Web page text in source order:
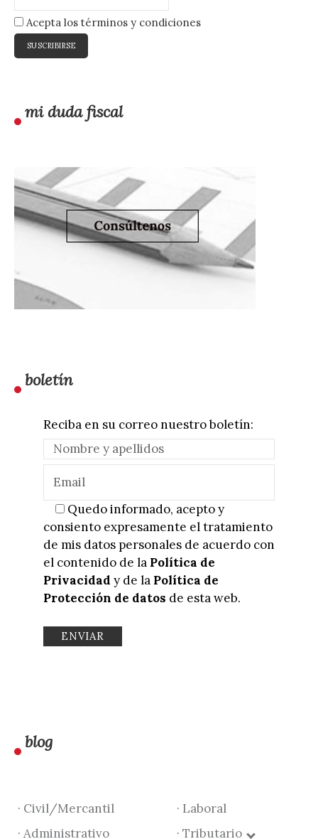
Acepta los términos y condiciones
mi duda fiscal
boletín
Reciba en su correo nuestro boletín:
Quedo informado, acepto y
consiento expresamente el tratamiento
de mis datos personales de acuerdo con
el contenido de la Política de
Privacidad y de la Política de
Protección de datos de esta web.
blog
· Civil/Mercantil
· Laboral
· Administrativo
· Tributario